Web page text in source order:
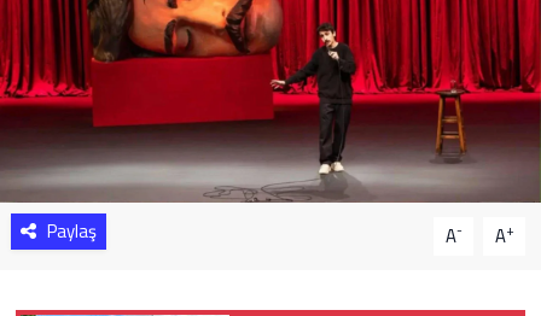
Paylaş A- A+
Sağlık
Yazarlar
Resmi İlan
Resmi Reklam